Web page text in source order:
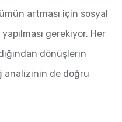
artması için sosyal
gerekiyor. Her
dönüşlerin
analizinin de doğru